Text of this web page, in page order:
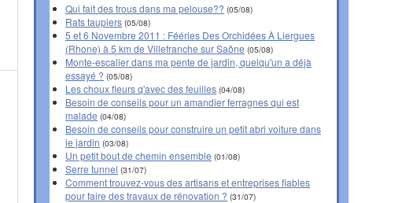
Qui fait des trous dans ma pelouse?? (05/08)
Rats taupiers (05/08)
5 et 6 Novembre 2011 : Fééries Des Orchidées À Liergues
(Rhone) à 5 km de Villefranche sur Saône (05/08)
Monte-escalier dans ma pente de jardin, quelqu'un a déjà
essayé ? (05/08)
Les choux fleurs q'avec des feuilles (04/08)
Besoin de conseils pour un amandier ferragnes qui est
malade (04/08)
Besoin de conseils pour construire un petit abri voiture dans
le jardin (03/08)
Un petit bout de chemin ensemble (01/08)
Serre tunnel (31/07)
Comment trouvez-vous des artisans et entreprises fiables
pour faire des travaux de rénovation ? (31/07)